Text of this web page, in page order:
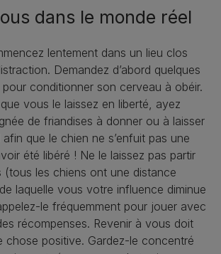
dans le monde réel
lentement dans un lieu clos
Demandez d’abord quelques
conditionner son cerveau à obéir.
vous le laissez en liberté, ayez
de friandises à donner ou à laisser
que le chien ne s’enfuit pas une
été libéré ! Ne le laissez pas partir
les chiens ont une distance
laquelle vous votre influence diminue
le fréquemment pour jouer avec
récompenses. Revenir à vous doit
chose positive. Gardez-le concentré